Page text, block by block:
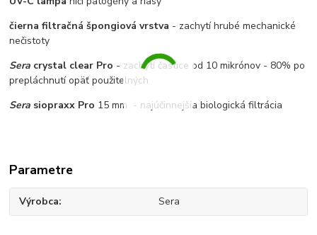
čierna filtračná špongiová vrstva - zachytí hrubé mechanické
nečistoty
Sera crystal clear Pro - zachytí častice od 10 mikrónov - 80% po
prepláchnutí opäť použitelných
Sera siopraxx Pro 15 mm - najúčinnejšia biologická filtrácia
Parametre
Výrobca Sera